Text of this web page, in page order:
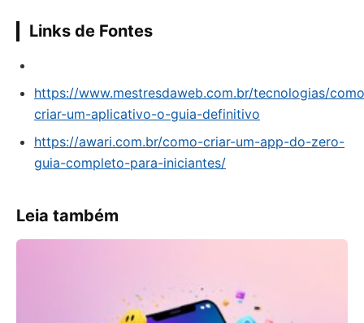
Links de Fontes
https://www.mestresdaweb.com.br/tecnologias/
criar-um-aplicativo-o-guia-definitivo
https://awari.com.br/como-criar-um-app-do-zero-
guia-completo-para-iniciantes/
Leia também